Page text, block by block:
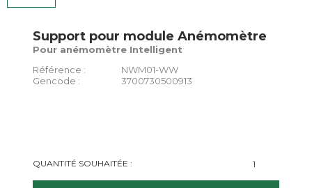
Support pour module Anémomètre
Pour anémomètre Intelligent
Référence :
NWM01-WW
Gencode :
3700730500913
QUANTITÉ SOUHAITÉE :